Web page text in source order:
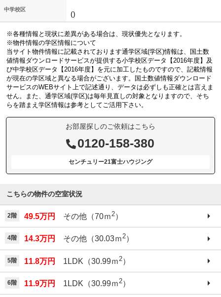
中学校区
()
※各種情報と現状に差異がある場合は、現状優先となります。
※物件情報の学区情報について
当サイト物件情報に記載されております通学区域(学区)情報は、国土数
値情報ダウンロードサービスが提供する小学校区データ【2016年度】及
び中学校区データ【2016年度】を元に加工したものですので、記載情報
が現在の学区域と異なる場合がございます。国土数値情報ダウンロード
サービスのWEBサイト上で記述通り、データは必ずしも正確とは言えま
せん。また、通学区域(学区)は毎年見直しの対象となりますので、そち
らを踏まえ学区情報は参考としてご活用下さい。
お部屋探しのご依頼はこちら
0120-158-380
センチュリー21富士ハウジング
こちらの物件の空室状況
2階 49.5万円 その他（70ｍ2）
4階 14.3万円 その他（30.03ｍ2）
5階 11.8万円 1LDK（30.99ｍ 2）
6階 11.9万円 1LDK（30.99ｍ 2）